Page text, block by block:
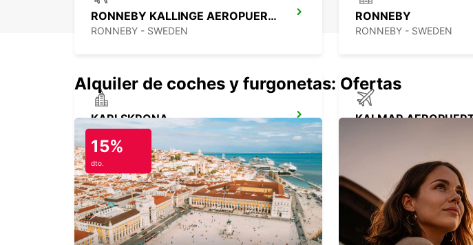
RONNEBY KALLINGE AEROPUERTO
RONNEBY - SWEDEN
RONNEBY
RONNEBY - SWEDEN
KARLSKRONA
KARLSKRONA - SWEDEN
KALMAR
KALMAR TRAIN STATION
KALMAR - SWEDEN
Alquiler de coches y furgonetas: Ofertas
15%
dto.